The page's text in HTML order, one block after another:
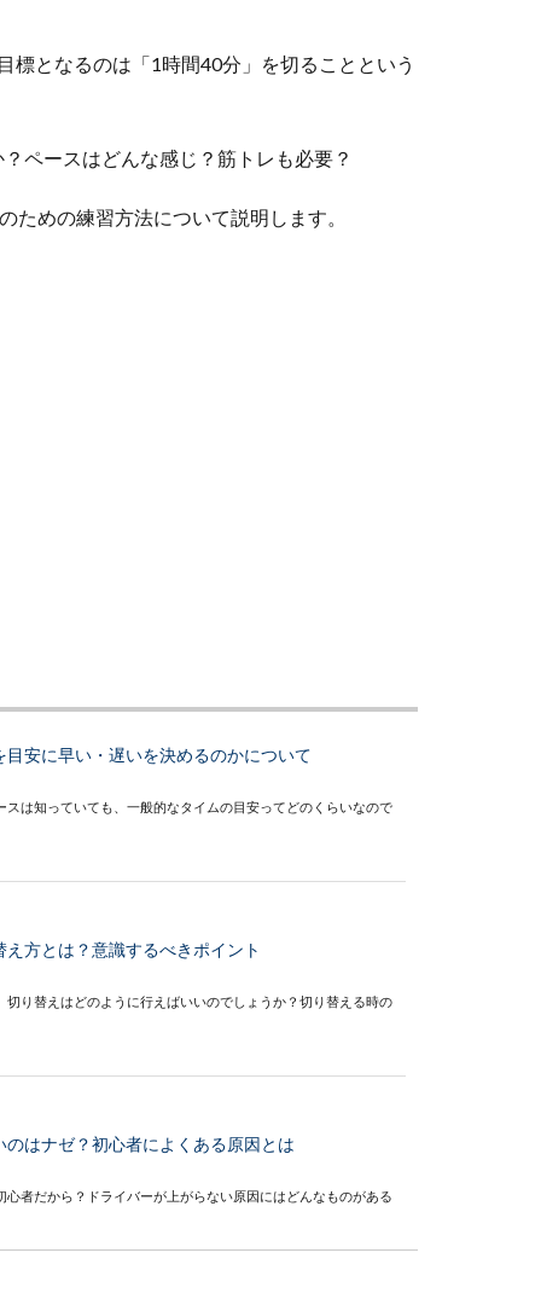
標となるのは「1時間40分」を切ることという
ペースはどんな感じ？筋トレも必要？
めの練習方法について説明します。
目安に早い・遅いを決めるのかについて
スは知っていても、一般的なタイムの目安ってどのくらいなので
方とは？意識するべきポイント
切り替えはどのように行えばいいのでしょうか？切り替える時の
のはナゼ？初心者によくある原因とは
心者だから？ドライバーが上がらない原因にはどんなものがある